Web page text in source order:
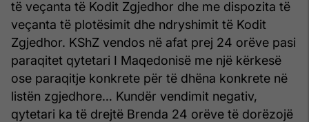
të veçanta të Kodit Zgjedhor dhe me dispozita të
veçanta të plotësimit dhe ndryshimit të Kodit
Zgjedhor. KShZ vendos në afat prej 24 orëve pasi
paraqitet qytetari I Maqedonisë me një kërkesë
ose paraqitje konkrete për të dhëna konkrete në
listën zgjedhore… Kundër vendimit negativ,
qytetari ka të drejtë Brenda 24 orëve të dorëzojë